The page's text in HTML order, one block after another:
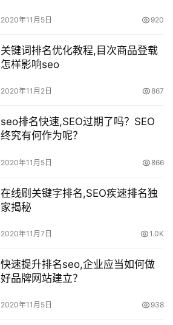
2020年11月5日 920
关键词排名优化教程,目次商品登载
怎样影响seo
2020年11月2日 867
seo排名快速,SEO过期了吗？SEO
终究有何作为呢？
2020年11月5日 866
在线刷关键字排名,SEO疾速排名独
家揭秘
2020年11月7日 1.0K
快速提升排名seo,企业应当如何做
好品牌网站建立？
2020年11月5日 938